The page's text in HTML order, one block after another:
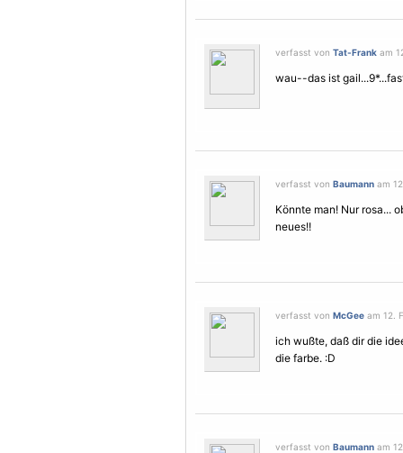
verfasst von Tat-Frank am
wau--das ist
verfasst von Baumann am
Könnte man! Nur rosa...
neues!!
verfasst von McGee am 12.
ich wußte, daß dir die
die farbe. :D
verfasst von Baumann am